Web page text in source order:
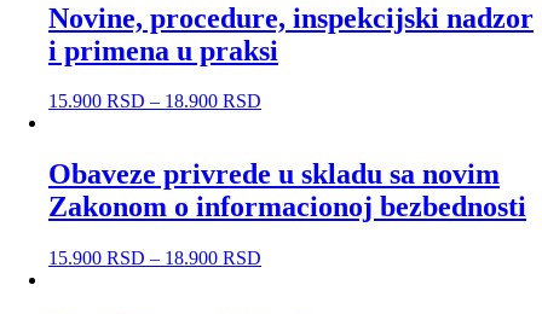
Novine, procedure, inspekcijski nadzor
i primena u praksi
15.900 RSD – 18.900 RSD
Obaveze privrede u skladu sa novim
Zakonom o informacionoj bezbednosti
15.900 RSD – 18.900 RSD